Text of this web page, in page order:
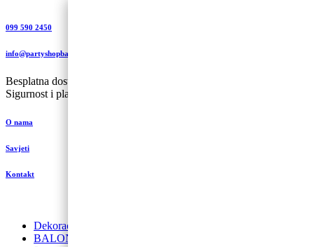
099 590 2450
info@partyshopbaloncic.hr
Besplatna dostava iznad 499,00 kn
Sigurnost i plaćanje
O nama
Savjeti
Kontakt
Dekoracije od balona
BALONI NA HRVATSKOM JEZIKU